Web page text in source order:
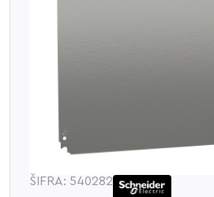
ŠIFRA: 540282